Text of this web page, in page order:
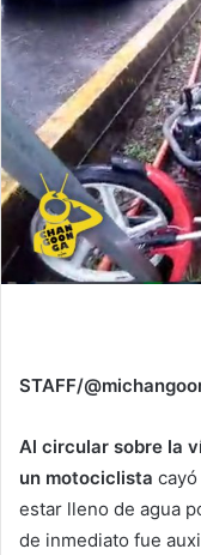
STAFF/
Al circular sobre la
un motociclista
estar lleno de agua
de inmediato fue